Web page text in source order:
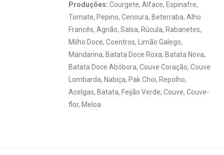
Produções: Courgete, Alface, Espinafre,
Tomate, Pepino, Cenoura, Beterraba, Alho
Francês, Agrião, Salsa, Rúcula, Rabanetes,
Milho Doce, Coentros, Limão Galego,
Mandarina, Batata Doce Roxa, Batata Nova,
Batata Doce Abóbora, Couve Coração, Couve
Lombarda, Nabiça, Pak Choi, Repolho,
Acelgas, Batata, Feijão Verde, Couve, Couve-
flor, Meloa